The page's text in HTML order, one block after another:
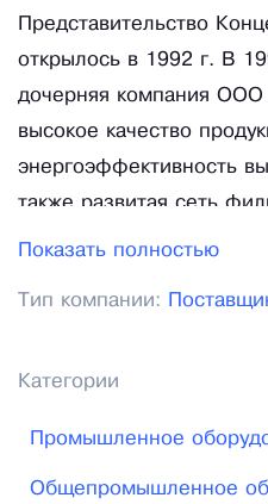
Представительство
открылось в 1992 г. В
дочерняя компания ООО
высокое качество
энергоэффективность
также развитая сеть
центров в регионах
насосного
Истра». Предприятие
расположенных по
производство
Показать полностью
Тип компании:
Категории
Промышленное
Общепромышленное